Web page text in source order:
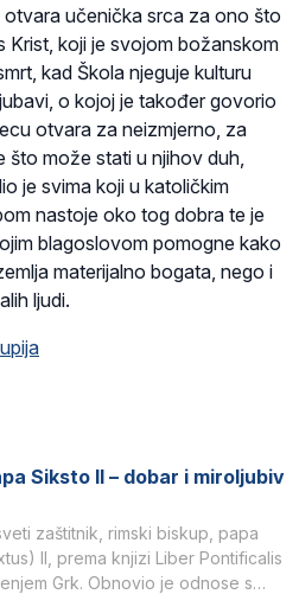
učenička srca za ono što
Krist, koji je svojom božanskom
kad Škola njeguje kulturu
o kojoj je također govorio
otvara za neizmjerno, za
može stati u njihov duh,
je svima koji u katoličkim
nastoje oko tog dobra te je
blagoslovom pomogne kako
materijalno bogata, nego i
ljudi.
Siksto II – dobar i miroljubiv
zaštitnik, rimski biskup, papa
II, prema knjizi Liber Pontificalis
Grk. Obnovio je odnose s